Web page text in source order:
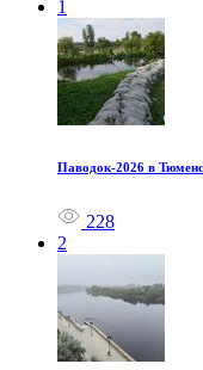
1
Паводок‑2026 в
228
2